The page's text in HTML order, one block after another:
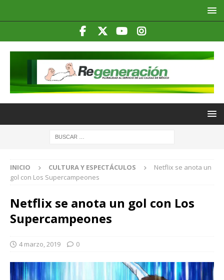
INICIO CULTURA Y ESPECTÁCULOS
Netflix se anota un
gol con Los Supercampeones
Netflix se anota un gol con Los
Supercampeones
4 marzo, 2019 0